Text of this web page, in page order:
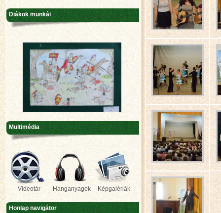
Diákok munkái
Multimédia
Videotár Hanganyagok Képgalériák
Honlap navigátor